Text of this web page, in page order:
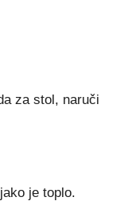
za stol, naruči
je toplo.